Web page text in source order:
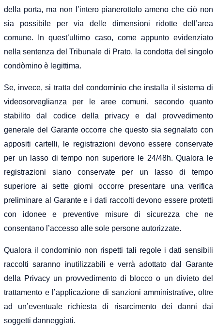
della porta, ma non l’intero pianerottolo ameno che ciò non
sia possibile per via delle dimensioni ridotte dell’area
comune. In quest’ultimo caso, come appunto evidenziato
nella sentenza del Tribunale di Prato, la condotta del singolo
condòmino è legittima.
Se, invece, si tratta del condominio che installa il sistema di
videosorveglianza per le aree comuni, secondo quanto
stabilito dal codice della privacy e dal provvedimento
generale del Garante occorre che questo sia segnalato con
appositi cartelli, le registrazioni devono essere conservate
per un lasso di tempo non superiore le 24/48h. Qualora le
registrazioni siano conservate per un lasso di tempo
superiore ai sette giorni occorre presentare una verifica
preliminare al Garante e i dati raccolti devono essere protetti
con idonee e preventive misure di sicurezza che ne
consentano l’accesso alle sole persone autorizzate.
Qualora il condominio non rispetti tali regole i dati sensibili
raccolti saranno inutilizzabili e verrà adottato dal Garante
della Privacy un provvedimento di blocco o un divieto del
trattamento e l’applicazione di sanzioni amministrative, oltre
ad un’eventuale richiesta di risarcimento dei danni dai
soggetti danneggiati.